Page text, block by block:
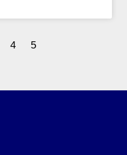
4 5